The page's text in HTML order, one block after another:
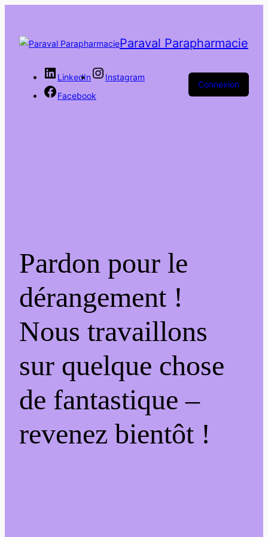
Paraval Parapharmacie
LinkedIn
Instagram
Facebook
Connexion
Pardon pour le
dérangement !
Nous travaillons
sur quelque chose
de fantastique –
revenez bientôt !